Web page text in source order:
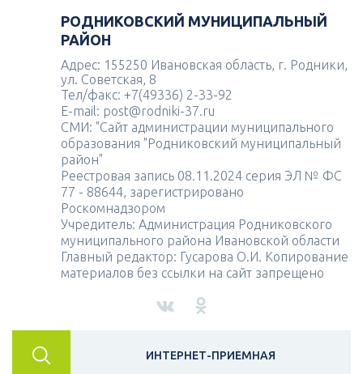
РОДНИКОВСКИЙ МУНИЦИПАЛЬНЫЙ
РАЙОН
Адрес: 155250 Ивановская область, г. Родники,
ул. Советская, 8
Тел/факс: +7(49336) 2-33-92
E-mail: post@rodniki-37.ru
СМИ: "Сайт администрации муниципального
образования "Родниковский муниципальный
район"
Реестровая запись 08.11.2024 серия ЭЛ № ФС
77 - 88644, зарегистрировано
Роскомнадзором
Учредитель: Администрация Родниковского
муниципального района Ивановской области
Главный редактор: Гусарова О.И. Копирование
материалов без ссылки на сайт запрещено
ИНТЕРНЕТ-ПРИЕМНАЯ